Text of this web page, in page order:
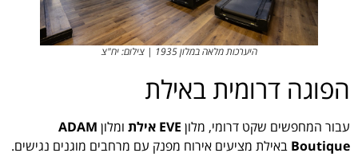
היערכות מלאה במלון 1935 | צילום: יח"צ
הפוגה דרומית באילת
עבור המחפשים שקט דרומי, מלון EVE אילת ומלון ADAM
Boutique באילת מציעים אירוח מפנק עם מרחבים מוגנים נגישים.